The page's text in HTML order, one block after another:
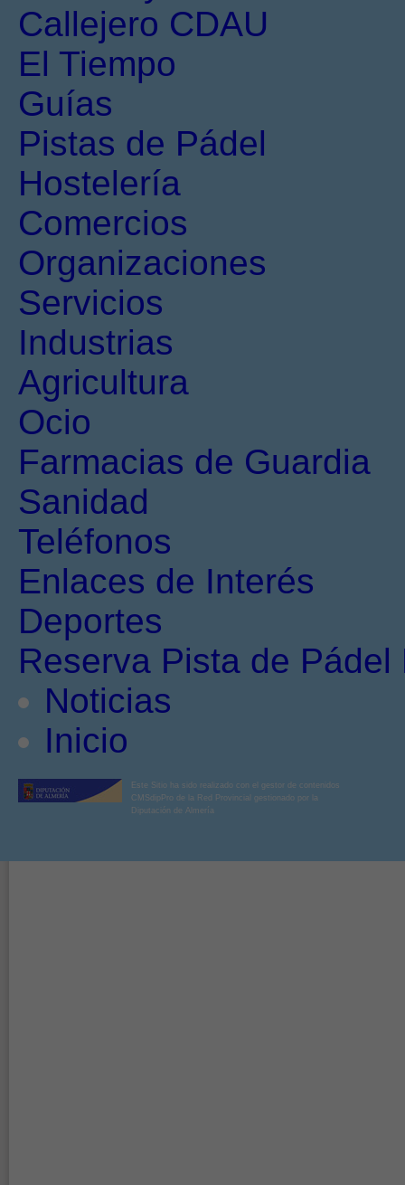
Callejero CDAU
El Tiempo
Guías
Pistas de Pádel
Hostelería
Comercios
Organizaciones
Servicios
Industrias
Agricultura
Ocio
Farmacias de Guardia
Sanidad
Teléfonos
Enlaces de Interés
Deportes
Reserva Pista de Pádel
Noticias
Inicio
Este Sitio ha sido realizado con el gestor de contenidos
CMSdipPro de la Red Provincial gestionado por la
Diputación de Almería